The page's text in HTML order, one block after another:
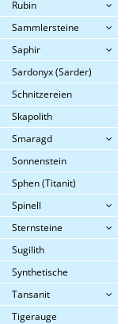
Rubin
Sammlersteine
Saphir
Sardonyx (Sarder)
Schnitzereien
Skapolith
Smaragd
Sonnenstein
Sphen (Titanit)
Spinell
Sternsteine
Sugilith
Synthetische
Tansanit
Tigerauge